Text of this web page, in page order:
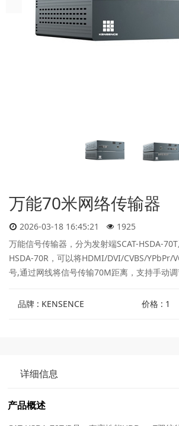
万能70米网络传输器
2026-03-18 16:45:21
1925
万能信号传输器，分为发射端SCAT-HSDA-
HSDA-70R，可以将HDMI/DVI/CVBS/YPbPr/
号,通过网线将信号传输70M距离，支持手动调
品牌 : KENSENCE 价格 : 1
详细信息
产品概述